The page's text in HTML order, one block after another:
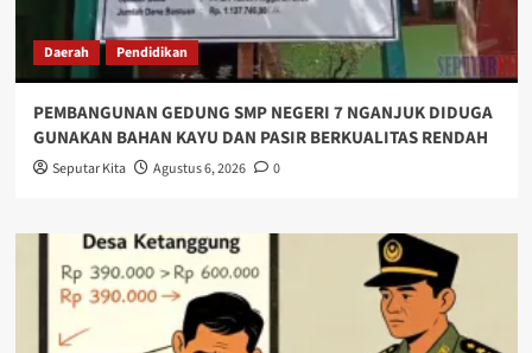
Daerah Pendidikan
PEMBANGUNAN GEDUNG SMP NEGERI 7 NGANJUK DIDUGA
GUNAKAN BAHAN KAYU DAN PASIR BERKUALITAS RENDAH
Seputar Kita Agustus 6, 2026 0